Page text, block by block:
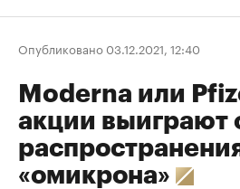
Опубликовано 03.12.2021, 12:40
Moderna или
акции выиграют
«омикрона»